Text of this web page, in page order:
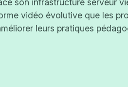
son infrastructure serveur
vidéo évolutive que les
leurs pratiques